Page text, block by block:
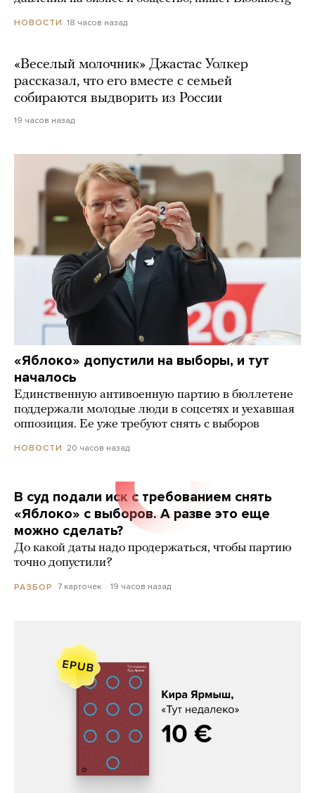
НОВОСТИ 18 часов назад
«Веселый молочник» Джастас Уолкер
рассказал, что его вместе с семьей
собираются выдворить из России
19 часов назад
«Яблоко» допустили на выборы, и тут
началось
Единственную антивоенную партию в бюллетене
поддержали молодые люди в соцсетях и уехавшая
оппозиция. Ее уже требуют снять с выборов
НОВОСТИ 20 часов назад
В суд подали иск с требованием снять
«Яблоко» с выборов. А разве это еще
можно сделать?
До какой даты надо продержаться, чтобы партию
точно допустили?
РАЗБОР 7 карточек 19 часов назад
Кира Ярмыш, «Тут недалеко»